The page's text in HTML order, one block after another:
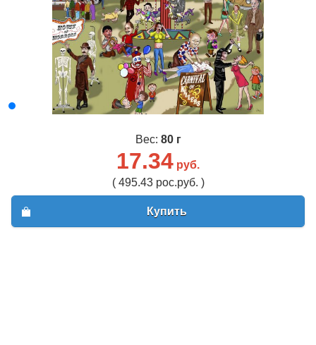
Вес: 80 г
17.34 руб.
( 495.43 рос.руб. )
Купить